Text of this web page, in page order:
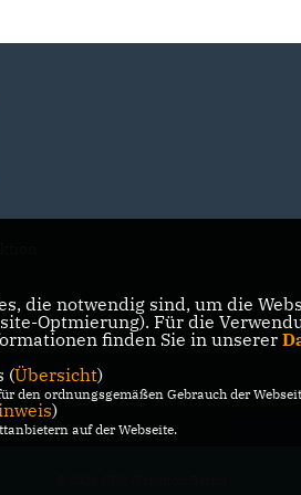
KONTAKT
die notwendig sind, um die
Optmierung). Für die
finden Sie in unserer
(Übersicht)
den ordnungsgemäßen Gebrauch der
)
auf der Webseite.